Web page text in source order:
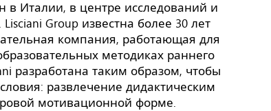
в Италии, в центре исследований и
Group известна более 30 лет
компания, работающая для
методиках раннего
разработана таким образом, чтобы
развлечение дидактическим
мотивационной форме.